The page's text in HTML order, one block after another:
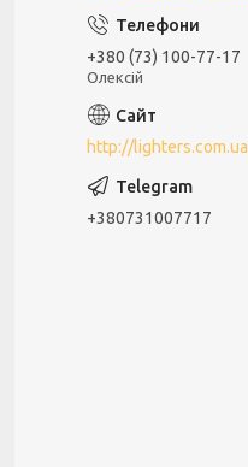
+380 (73) 100-77-17
Олексій
http://lighters.com.ua
+380731007717